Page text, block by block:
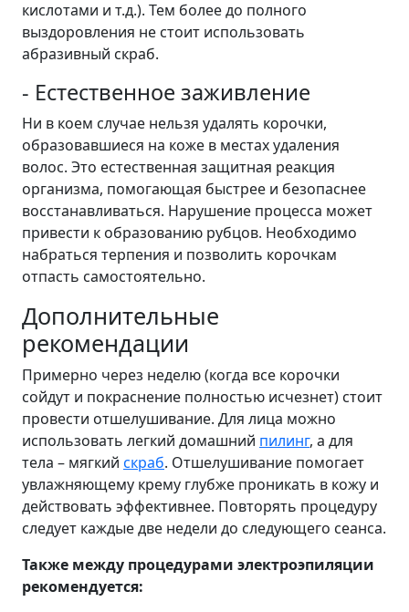
кислотами и т.д.). Тем более до полного
выздоровления не стоит использовать
абразивный скраб.
- Естественное заживление
Ни в коем случае нельзя удалять корочки,
образовавшиеся на коже в местах удаления
волос. Это естественная защитная реакция
организма, помогающая быстрее и безопаснее
восстанавливаться. Нарушение процесса может
привести к образованию рубцов. Необходимо
набраться терпения и позволить корочкам
отпасть самостоятельно.
Дополнительные
рекомендации
Примерно через неделю (когда все корочки
сойдут и покраснение полностью исчезнет) стоит
провести отшелушивание. Для лица можно
использовать легкий домашний пилинг, а для
тела – мягкий скраб. Отшелушивание помогает
увлажняющему крему глубже проникать в кожу и
действовать эффективнее. Повторять процедуру
следует каждые две недели до следующего сеанса.
Также между процедурами электроэпиляции
рекомендуется: